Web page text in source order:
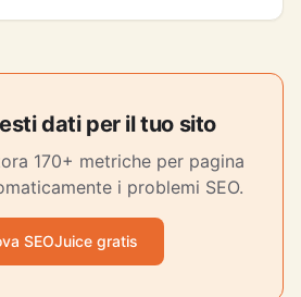
dati per il tuo sito
170+ metriche per pagina
i problemi SEO.
SEOJuice gratis